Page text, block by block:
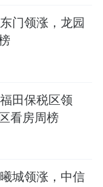
门领涨，龙园
田保税区领
看房周榜
城领涨，中信